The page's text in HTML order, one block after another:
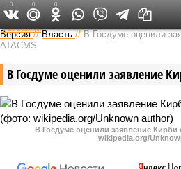
Федеральный
Версия //Власть //В Госдуме оценили
ATACMS
В Госдуме оценили заявление
В Госдуме оценили заявление Кирби
wikipedia.org/
0 0 0